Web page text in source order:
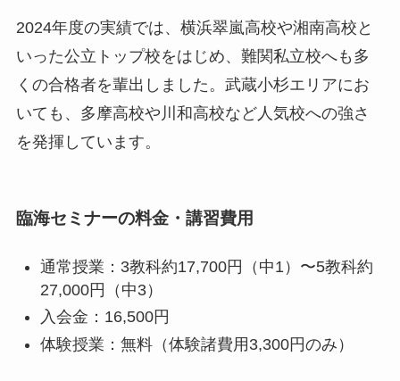
2024年度の実績では、横浜翠嵐高校や湘南高校と
いった公立トップ校をはじめ、難関私立校へも多
くの合格者を輩出しました。武蔵小杉エリアにお
いても、多摩高校や川和高校など人気校への強さ
を発揮しています。
臨海セミナーの料金・講習費用
通常授業：3教科約17,700円（中1）〜5教科約
27,000円（中3）
入会金：16,500円
体験授業：無料（体験諸費用3,300円のみ）